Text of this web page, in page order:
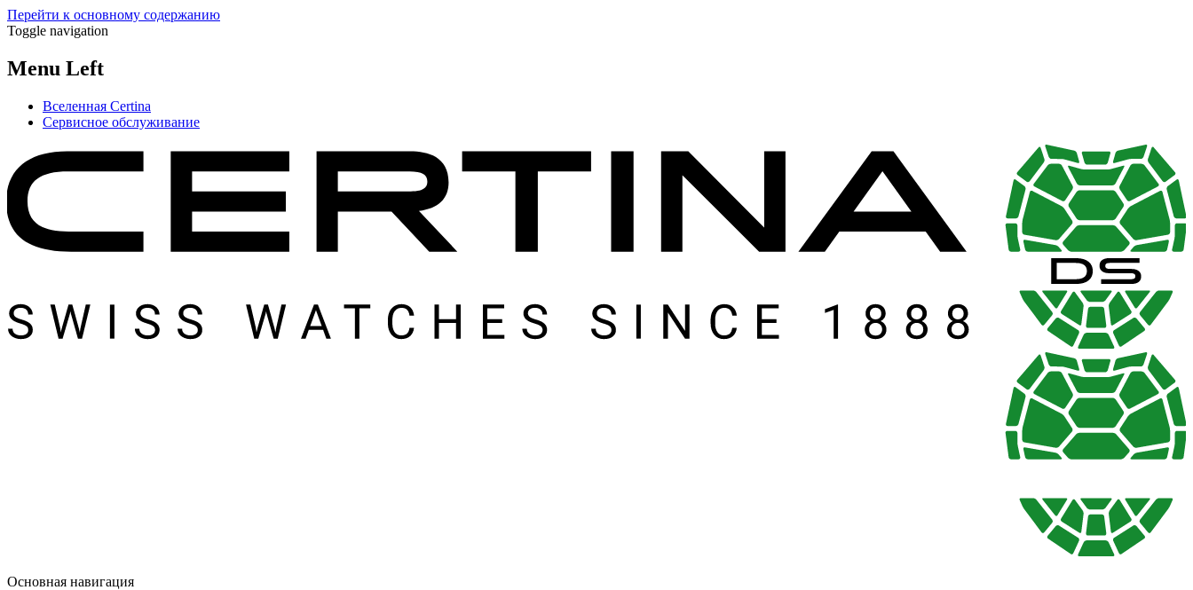
Перейти к основному содержанию
Toggle navigation
Menu Left
Вселенная Certina
Сервисное обслуживание
Основная навигация